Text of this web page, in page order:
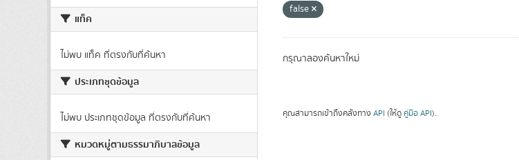
แท็ค
ไม่พบ แท็ค ที่ตรงกับที่ค้นหา
ประเภทชุดข้อมูล
ไม่พบ ประเภทชุดข้อมูล ที่ตรงกับที่ค้นหา
หมวดหมู่ตามธรรมาภิบาลข้อมูล
false
กรุณาลองค้นหาใหม่
คุณสามารถเข้าถึงคลังทาง API (ให้ดู คู่มือ API).